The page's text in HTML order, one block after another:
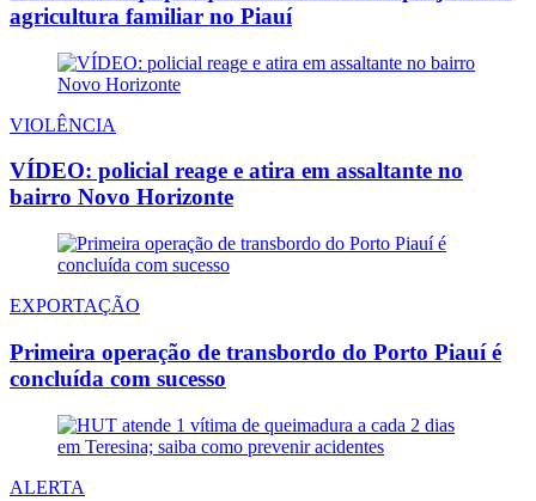
agricultura familiar no Piauí
VIOLÊNCIA
VÍDEO: policial reage e atira em assaltante no
bairro Novo Horizonte
EXPORTAÇÃO
Primeira operação de transbordo do Porto Piauí é
concluída com sucesso
ALERTA